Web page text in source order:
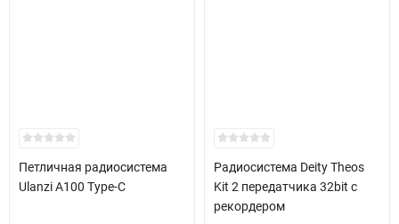
Петличная радиосистема
Ulanzi A100 Type-C
Радиосистема Deity Theos
Kit 2 передатчика 32bit с
рекордером